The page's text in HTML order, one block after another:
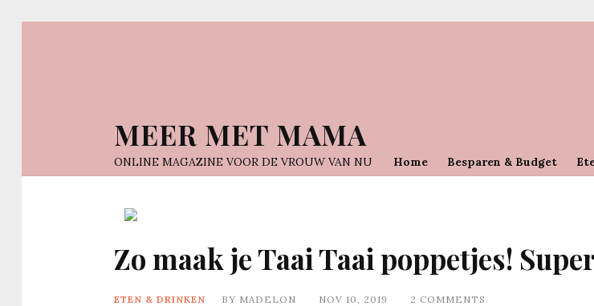
MEER MET MAMA
ONLINE MAGAZINE VOOR DE VROUW VAN NU Home Besparen & Budget
Zo maak je Taai Taai poppetjes!
ETEN & DRINKEN BY MADELON NOV 10, 2019 2 COMMENTS